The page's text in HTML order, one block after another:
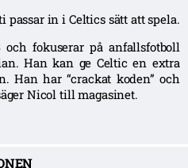
passar in i Celtics sätt att spela.
fokuserar på anfallsfotboll
Han kan ge Celtic en extra
Han har “crackat koden” och
Nicol till magasinet.